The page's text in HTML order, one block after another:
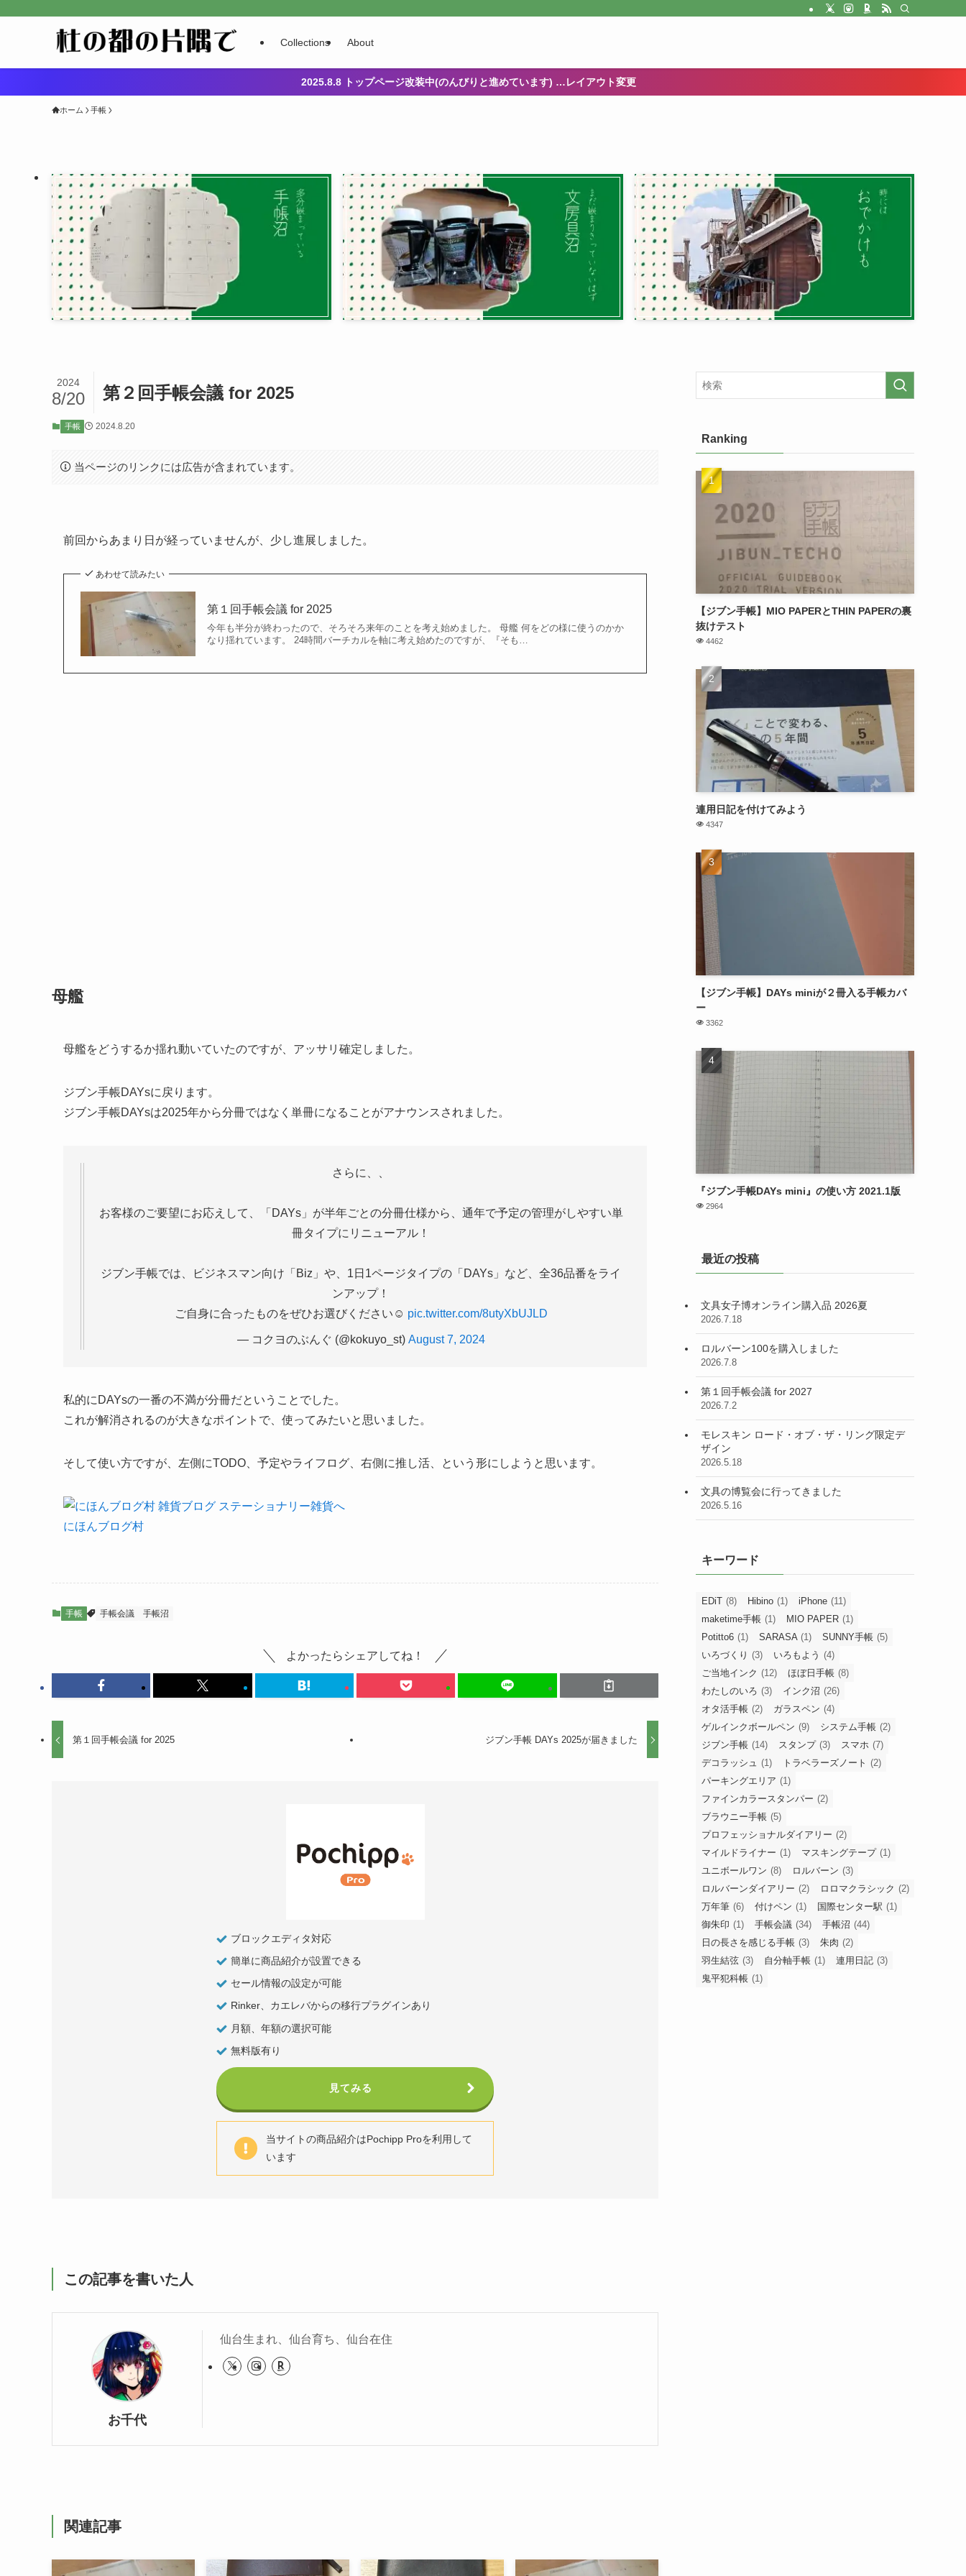
Collections About
2025.8.8 トップページ改装中(のんびりと進めています) …レイアウト変更
ホーム 手帳
第２回手帳会議 for 2025
2024
8/20
手帳 2024.8.20
当ページのリンクには広告が含まれています。
前回からあまり日が経っていませんが、少し進展しました。
あわせて読みたい
第１回手帳会議 for 2025
今年も半分が終わったので、そろそろ来年のことを考え始めました。 母艦 何をどの様に使うのかか
なり揺れています。 24時間バーチカルを軸に考え始めたのですが、『そも…
母艦
母艦をどうするか揺れ動いていたのですが、アッサリ確定しました。
ジブン手帳DAYsに戻ります。
ジブン手帳DAYsは2025年から分冊ではなく単冊になることがアナウンスされました。
さらに、、
お客様のご要望にお応えして、「DAYs」が半年ごとの分冊仕様から、通年で予定の管理がしやすい単
冊タイプにリニューアル！
ジブン手帳では、ビジネスマン向け「Biz」や、1日1ページタイプの「DAYs」など、全36品番をライ
ンアップ！
ご自身に合ったものをぜひお選びください☺️ pic.twitter.com/8utyXbUJLD
— コクヨのぶんぐ (@kokuyo_st) August 7, 2024
私的にDAYsの一番の不満が分冊だということでした。
これが解消されるのが大きなポイントで、使ってみたいと思いました。
そして使い方ですが、左側にTODO、予定やライフログ、右側に推し活、という形にしようと思います。
にほんブログ村
手帳 手帳会議 手帳沼
よかったらシェアしてね！
第１回手帳会議 for 2025 ジブン手帳 DAYs 2025が届きました
ブロックエディタ対応
簡単に商品紹介が設置できる
セール情報の設定が可能
Rinker、カエレバからの移行プラグインあり
月額、年額の選択可能
無料版有り
見てみる
当サイトの商品紹介はPochipp Proを利用して
います
この記事を書いた人
お千代
仙台生まれ、仙台育ち、仙台在住
関連記事
Ranking
【ジブン手帳】MIO PAPERとTHIN PAPERの裏
抜けテスト
4462
連用日記を付けてみよう
4347
【ジブン手帳】DAYs miniが２冊入る手帳カバ
ー
3362
『ジブン手帳DAYs mini』の使い方 2021.1版
2964
最近の投稿
文具女子博オンライン購入品 2026夏
2026.7.18
ロルバーン100を購入しました
2026.7.8
第１回手帳会議 for 2027
2026.7.2
モレスキン ロード・オブ・ザ・リング限定デ
ザイン
2026.5.18
文具の博覧会に行ってきました
2026.5.16
キーワード
EDiT (8) Hibino (1) iPhone (11)
maketime手帳 (1) MIO PAPER (1)
Potitto6 (1) SARASA (1) SUNNY手帳 (5)
いろづくり (3) いろもよう (4)
ご当地インク (12) ほぼ日手帳 (8)
わたしのいろ (3) インク沼 (26)
オタ活手帳 (2) ガラスペン (4)
ゲルインクボールペン (9) システム手帳 (2)
ジブン手帳 (14) スタンプ (3) スマホ (7)
デコラッシュ (1) トラベラーズノート (2)
パーキングエリア (1)
ファインカラースタンパー (2)
ブラウニー手帳 (5)
プロフェッショナルダイアリー (2)
マイルドライナー (1) マスキングテープ (1)
ユニボールワン (8) ロルバーン (3)
ロルバーンダイアリー (2) ロロマクラシック (2)
万年筆 (6) 付けペン (1) 国際センター駅 (1)
御朱印 (1) 手帳会議 (34) 手帳沼 (44)
日の長さを感じる手帳 (3) 朱肉 (2)
羽生結弦 (3) 自分軸手帳 (1) 連用日記 (3)
鬼平犯科帳 (1)